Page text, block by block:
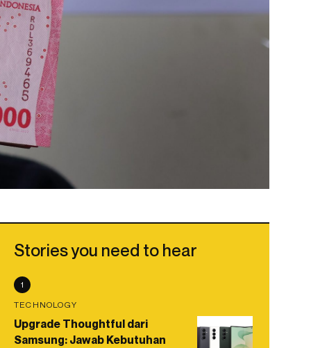
Stories you need to hear
1
TECHNOLOGY
Upgrade Thoughtful dari
Samsung: Jawab Kebutuhan